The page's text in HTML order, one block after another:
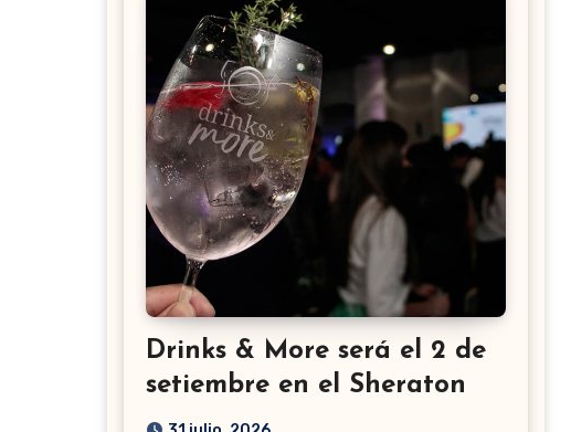
Drinks & More será el 2 de
setiembre en el Sheraton